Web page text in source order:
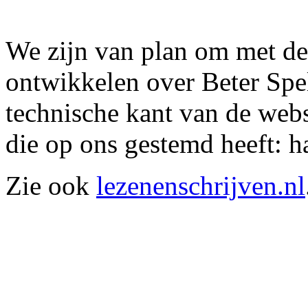
We zijn van plan om met
ontwikkelen over Beter
technische kant van de
die op ons gestemd heeft:
Zie ook lezenenschrijven.nl